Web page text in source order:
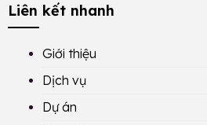
Liên kết nhanh
Giới thiệu
Dịch vụ
Dự án